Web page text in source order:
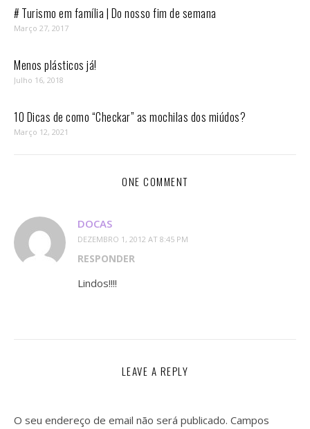
# Turismo em família | Do nosso fim de semana
Março 27, 2017
Menos plásticos já!
Julho 16, 2018
10 Dicas de como “Checkar” as mochilas dos miúdos?
Março 12, 2021
ONE COMMENT
DOCAS
DEZEMBRO 1, 2012 AT 8:45 PM
RESPONDER
Lindos!!!!
LEAVE A REPLY
O seu endereço de email não será publicado. Campos